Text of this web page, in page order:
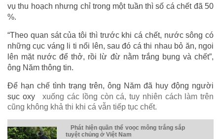
vụ thu hoạch nhưng chỉ trong một tuần thì số cá chết đã 50
%.
“Theo quan sát của tôi thì trước khi cá chết, nước sông có
những cục váng li ti nổi lên, sau đó cá thi nhau bỏ ăn, ngoi
lên mặt nước để thở, rồi lừ đừ nằm trắng bụng và chết”,
ông Năm thông tin.
Để hạn chế tình trạng trên, ông Năm đã huy động người
sục oxy
xuống các lồng còn cá, tuy nhiên cách làm trên
cũng không khả thi khi cá vẫn tiếp tục chết.
Phát hiện quần thể voọc mông trắng sắp
tuyệt chủng ở Việt Nam